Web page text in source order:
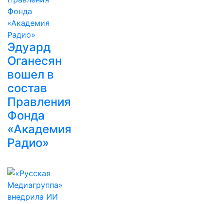
Эдуард
Оганесян
вошел в
состав
Правления
Фонда
«Академия
Радио»